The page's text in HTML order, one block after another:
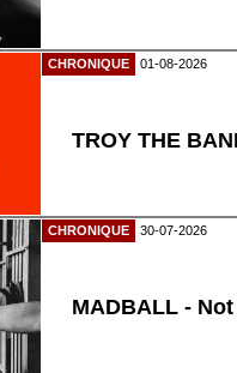
CHRONIQUE 01-08-2026
TROY THE
CHRONIQUE 30-07-2026
MADBALL -